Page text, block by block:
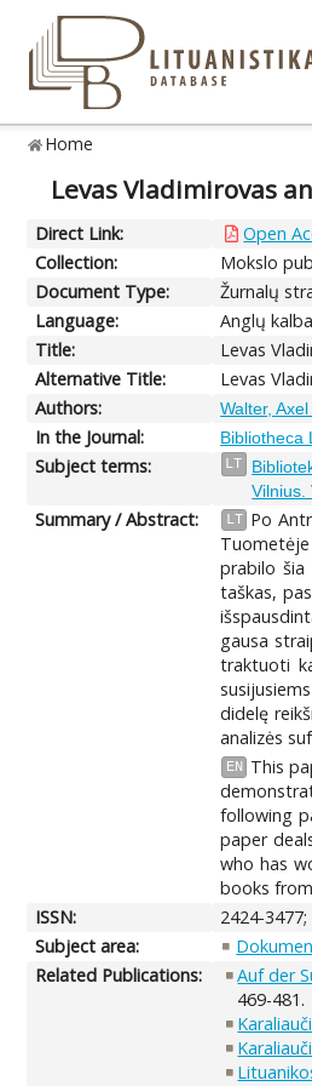
Home
Levas Vladimirovas
Direct Link:
Open
Collection:
Mokslo
Document Type:
Žurnalų
Language:
Anglų
Title:
Levas
Alternative Title:
Levas
Authors:
Walter, Axel
In the Journal: Bibliotheca
Subject terms:
LT
Vilnius.
Summary / Abstract: LT Po
prabilo šia
taškas,
gausa
traktuoti
didelę
analizės
EN
This
following
paper
who has
books
ISSN:
2424-
Subject area:
Related Publications:
Auf der
469-481.